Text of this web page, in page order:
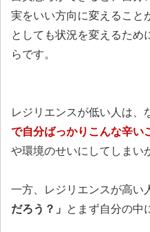
実をいい方向に変えること
としても状況を変えるため
らです。
レジリエンスが低い人は、
で自分ばっかりこんな辛い
や環境のせいにしてしまい
一方、レジリエンスが高い
だろう？」
とまず自分の中